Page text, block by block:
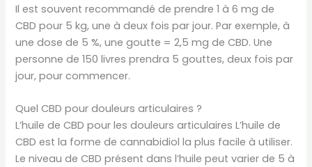
Il est souvent recommandé de prendre 1 à 6 mg de
CBD pour 5 kg, une à deux fois par jour. Par exemple, à
une dose de 5 %, une goutte = 2,5 mg de CBD. Une
personne de 150 livres prendra 5 gouttes, deux fois par
jour, pour commencer.
Quel CBD pour douleurs articulaires ?
L’huile de CBD pour les douleurs articulaires L’huile de
CBD est la forme de cannabidiol la plus facile à utiliser.
Le niveau de CBD présent dans l’huile peut varier de 5 à